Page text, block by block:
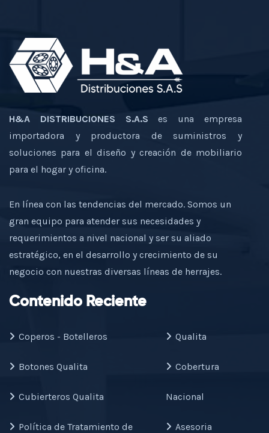
H&A DISTRIBUCIONES S.A.S es una empresa
importadora y productora de suministros y
soluciones para el diseño y creación de mobiliario
para el hogar y oficina.
En línea con las tendencias del mercado. Somos un
gran equipo para atender sus necesidades y
requerimientos a nivel nacional y ser su aliado
estratégico, en el desarrollo y crecimiento de su
negocio con nuestras diversas líneas de herrajes.
Contenido Reciente
Coperos - Botelleros
Botones Qualita
Cubierteros Qualita
Política de Tratamiento de
Qualita
Cobertura
Nacional
Asesoria